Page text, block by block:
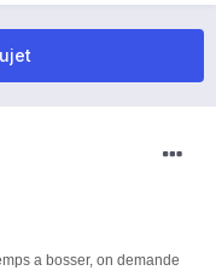
a bosser, on demande